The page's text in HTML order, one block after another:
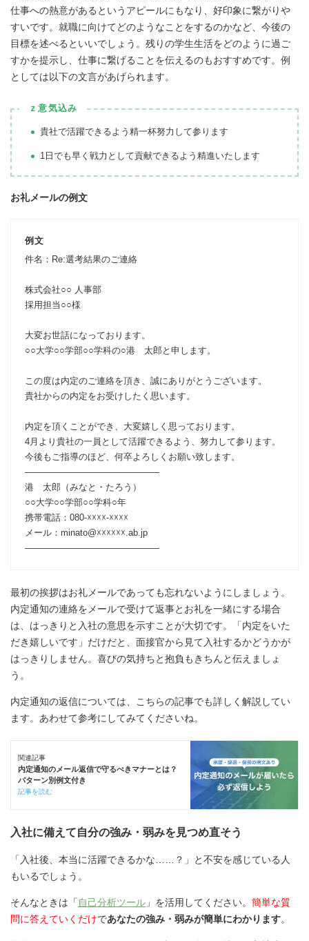
仕事への熱意があるというアピールにもなり、好印象に繋がりや
すいです。就職に向けてどのようなことをするのかなど、今後の
目標を述べるといいでしょう。残りの学生生活をどのように過ご
すかを提示し、仕事に繋げることを伝えるのもおすすめです。例
としては以下の文言があげられます。
ｚ意気込み
貴社で活躍できるよう精一杯努力して参ります
1日でも早く戦力として貢献できるよう精進いたします
お礼メールの例文
例文
件名：Re:選考結果のご連絡
株式会社○○ 人事部
採用担当○○様
大変お世話になっております。
○○大学○○学部○○学科の○港 太郎と申します。
この度は内定のご連絡を頂き、誠にありがとうございます。
貴社からの内定をお受けしたく思います。
内定を頂くことができ、大変嬉しく思っております。
4月より貴社の一員として活躍できるよう、努力して参ります。
今後もご指導のほど、何卒よろしくお願い致します。
―――――――――――――――
港 太郎（みなと・たろう）
○○大学○○学部○○学科○年
携帯電話：080-☓☓☓☓-☓☓☓☓
メール：minato@☓☓☓☓☓☓.ab.jp
―――――――――――――――
最初の挨拶はお礼メールであっても忘れないようにしましょう。
内定通知の連絡をメールで受けて返事とお礼を一緒にする場合
は、はっきりと入社の意思を示すことが大切です。「内定をいた
だき嬉しいです」だけだと、面接官から見て入社するかどうかが
はっきりしません。喜びの気持ちと抱負もきちんと伝えましょ
う。
内定通知の返信については、こちらの記事でも詳しく解説してい
ます。あわせて参考にしてみてくださいね。
関連記事
内定通知のメール返信で守るべきマナーとは？
パターン別例文付き
記事を読む
入社に備えて自分の強み・弱みを見つめ直そう
「入社後、本当に活躍できるかな……？」と不安を感じている人
もいるでしょう。
そんなときは「 自己分析ツール 」を活用してください。 簡単な質
問に答えていくだけであなたの強み・弱みが簡単にわかります。